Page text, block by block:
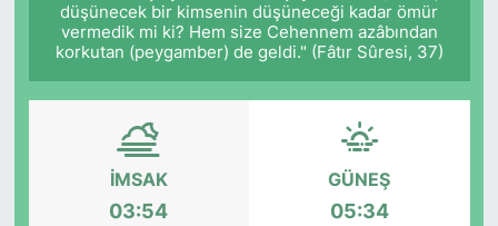
düşünecek bir kimsenin düşüneceği kadar ömür
vermedik mi ki? Hem size Cehennem azâbından
korkutan (peygamber) de geldi." (Fâtır Sûresi, 37)
İMSAK
03:54
GÜNEŞ
05:34
FUAR TAKVİMİ
Amerika Fuarları
FUAR RAPORU